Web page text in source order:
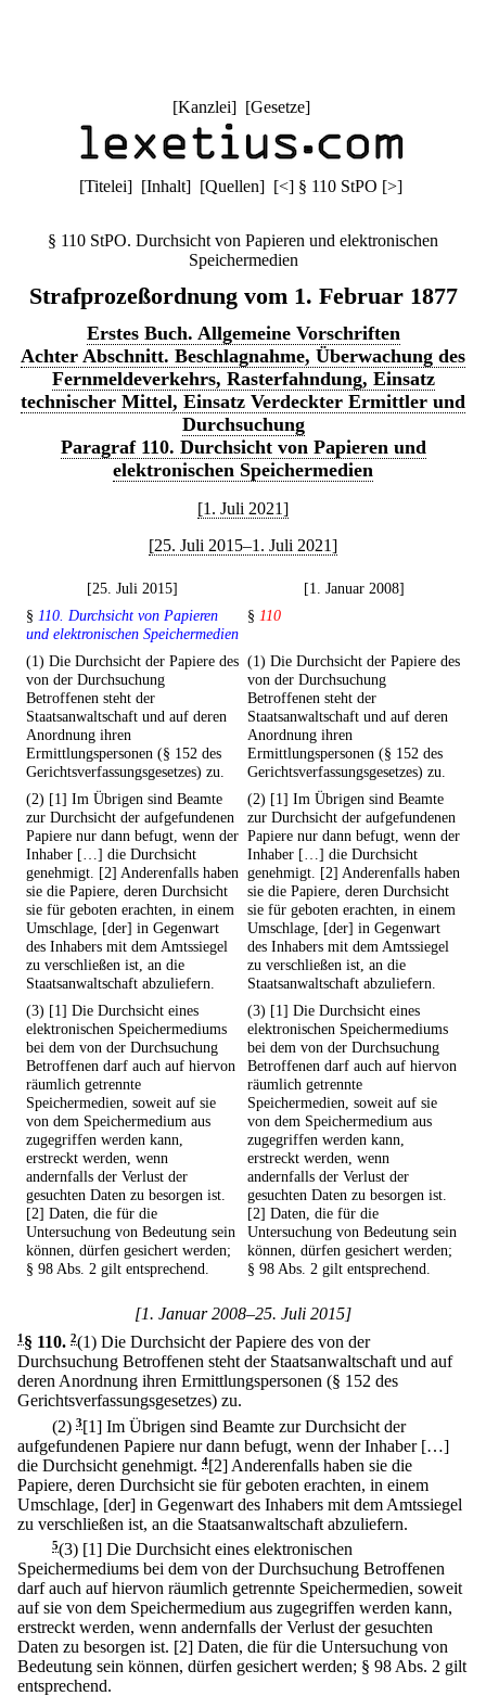
[Kanzlei] [Gesetze]
[Titelei] [Inhalt] [Quellen] [<] § 110 StPO [>]
§ 110 StPO. Durchsicht von Papieren und elektronischen
Speichermedien
Strafprozeßordnung vom 1. Februar 1877
Erstes Buch. Allgemeine Vorschriften
Achter Abschnitt. Beschlagnahme, Überwachung des
Fernmeldeverkehrs, Rasterfahndung, Einsatz
technischer Mittel, Einsatz Verdeckter Ermittler und
Durchsuchung
Paragraf 110. Durchsicht von Papieren und
elektronischen Speichermedien
[1. Juli 2021]
[25. Juli 2015–1. Juli 2021]
[25. Juli 2015]
[1. Januar 2008]
§ 110. Durchsicht von Papieren
und elektronischen Speichermedien
§ 110
(1) Die Durchsicht der Papiere des
von der Durchsuchung
Betroffenen steht der
Staatsanwaltschaft und auf deren
Anordnung ihren
Ermittlungspersonen (§ 152 des
Gerichtsverfassungsgesetzes) zu.
(1) Die Durchsicht der Papiere des
von der Durchsuchung
Betroffenen steht der
Staatsanwaltschaft und auf deren
Anordnung ihren
Ermittlungspersonen (§ 152 des
Gerichtsverfassungsgesetzes) zu.
(2) [1] Im Übrigen sind Beamte
zur Durchsicht der aufgefundenen
Papiere nur dann befugt, wenn der
Inhaber […] die Durchsicht
genehmigt. [2] Anderenfalls haben
sie die Papiere, deren Durchsicht
sie für geboten erachten, in einem
Umschlage, [der] in Gegenwart
des Inhabers mit dem Amtssiegel
zu verschließen ist, an die
Staatsanwaltschaft abzuliefern.
(2) [1] Im Übrigen sind Beamte
zur Durchsicht der aufgefundenen
Papiere nur dann befugt, wenn der
Inhaber […] die Durchsicht
genehmigt. [2] Anderenfalls haben
sie die Papiere, deren Durchsicht
sie für geboten erachten, in einem
Umschlage, [der] in Gegenwart
des Inhabers mit dem Amtssiegel
zu verschließen ist, an die
Staatsanwaltschaft abzuliefern.
(3) [1] Die Durchsicht eines
elektronischen Speichermediums
bei dem von der Durchsuchung
Betroffenen darf auch auf hiervon
räumlich getrennte
Speichermedien, soweit auf sie
von dem Speichermedium aus
zugegriffen werden kann,
erstreckt werden, wenn
andernfalls der Verlust der
gesuchten Daten zu besorgen ist.
[2] Daten, die für die
Untersuchung von Bedeutung sein
können, dürfen gesichert werden;
§ 98 Abs. 2 gilt entsprechend.
(3) [1] Die Durchsicht eines
elektronischen Speichermediums
bei dem von der Durchsuchung
Betroffenen darf auch auf hiervon
räumlich getrennte
Speichermedien, soweit auf sie
von dem Speichermedium aus
zugegriffen werden kann,
erstreckt werden, wenn
andernfalls der Verlust der
gesuchten Daten zu besorgen ist.
[2] Daten, die für die
Untersuchung von Bedeutung sein
können, dürfen gesichert werden;
§ 98 Abs. 2 gilt entsprechend.
[1. Januar 2008–25. Juli 2015]
1§ 110. 2(1) Die Durchsicht der Papiere des von der
Durchsuchung Betroffenen steht der Staatsanwaltschaft und auf
deren Anordnung ihren Ermittlungspersonen (§ 152 des
Gerichtsverfassungsgesetzes) zu.
(2) 3[1] Im Übrigen sind Beamte zur Durchsicht der
aufgefundenen Papiere nur dann befugt, wenn der Inhaber […]
die Durchsicht genehmigt. 4[2] Anderenfalls haben sie die
Papiere, deren Durchsicht sie für geboten erachten, in einem
Umschlage, [der] in Gegenwart des Inhabers mit dem Amtssiegel
zu verschließen ist, an die Staatsanwaltschaft abzuliefern.
5(3) [1] Die Durchsicht eines elektronischen
Speichermediums bei dem von der Durchsuchung Betroffenen
darf auch auf hiervon räumlich getrennte Speichermedien, soweit
auf sie von dem Speichermedium aus zugegriffen werden kann,
erstreckt werden, wenn andernfalls der Verlust der gesuchten
Daten zu besorgen ist. [2] Daten, die für die Untersuchung von
Bedeutung sein können, dürfen gesichert werden; § 98 Abs. 2 gilt
entsprechend.